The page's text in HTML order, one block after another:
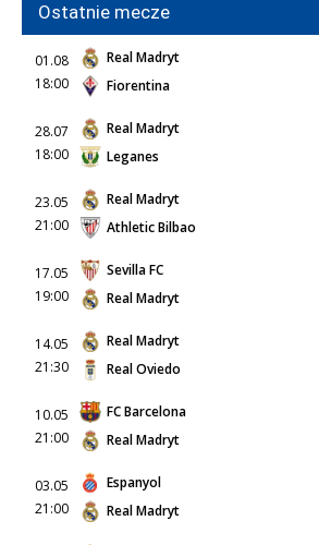
Ostatnie mecze
01.08
18:00
Real Madryt
Fiorentina
28.07
18:00
Real Madryt
Leganes
23.05
21:00
Real Madryt
Athletic Bilbao
17.05
19:00
Sevilla FC
Real Madryt
14.05
21:30
Real Madryt
Real Oviedo
10.05
21:00
FC Barcelona
Real Madryt
03.05
21:00
Espanyol
Real Madryt